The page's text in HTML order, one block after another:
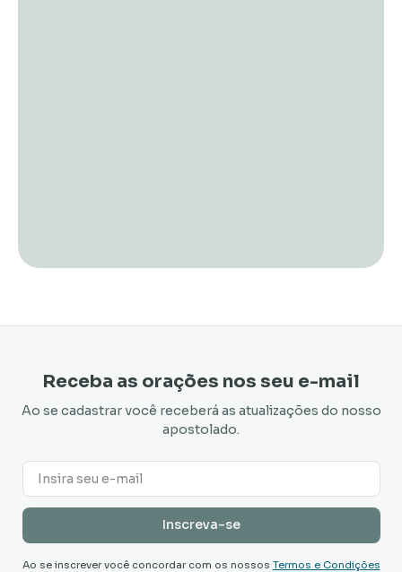
Receba as orações nos seu e-mail
Ao se cadastrar você receberá as atualizações do nosso
apostolado.
Ao se inscrever você concordar com os nossos Termos e Condições